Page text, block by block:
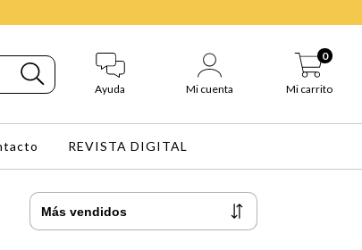
Ayuda Mi cuenta Mi carrito
0
REVISTA DIGITAL